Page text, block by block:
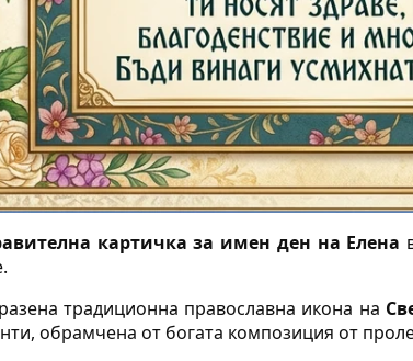
картичка за имен ден на Елена
традиционна православна икона на
обрамчена от богата композиция от